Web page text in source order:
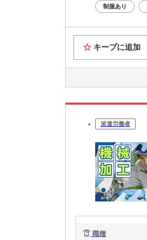
制服あり
キープに追加
派遣労働者
職種